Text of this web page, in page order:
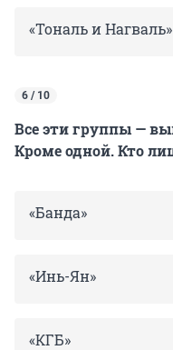
«Тональ и Нагваль»
6 / 10
Все эти группы —
Кроме одной. Кто
«Банда»
«Инь-Ян»
«КГБ»